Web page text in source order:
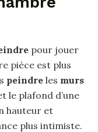
pour jouer
pièce est plus
peindre les murs
le plafond d’une
hauteur et
plus intimiste.